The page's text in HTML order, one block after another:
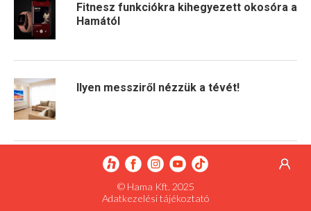
Fitnesz funkciókra kihegyezett okosóra a
Hamától
Ilyen messziről nézzük a tévét!
© Hama Kft. 2025
Adatkezelési tájékoztató